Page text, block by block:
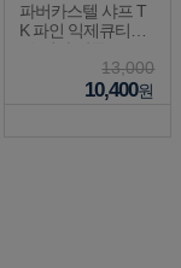
파버카스텔 샤프 T
K 파인 익제큐티브
(수입사 단종)
13,000
10,400원